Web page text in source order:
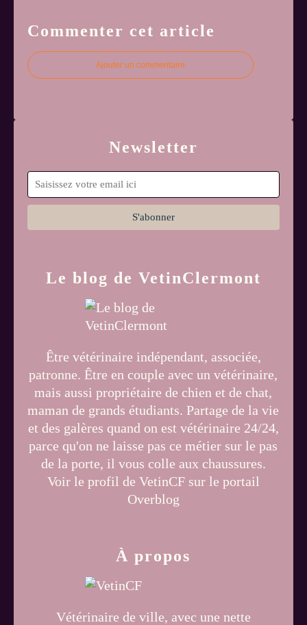
Commenter cet article
Ajouter un commentaire
Newsletter
Le blog de VetinClermont
Être vétérinaire indépendant, associée,
patronne. Être en couple avec un vétérinaire,
mais aussi propriétaire de chien et de chat,
maman de grands étudiants. Partage de la vie
et des galères quand on est vétérinaire 24/24,
parce qu'on ne laisse pas ce métier sur le pas
de la porte, il vous colle aux chaussures.
Voir le profil de VetinCF sur le portail
Overblog
À propos
Vétérinaire de ville, avec une nette